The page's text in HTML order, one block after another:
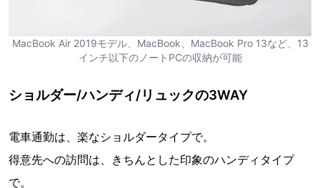
MacBook Air 2019モデル、MacBook、MacBook Pro 13など、13
インチ以下のノートPCの収納が可能
ショルダー/ハンディ/リュックの3WAY
電車通勤は、楽なショルダータイプで。
得意先への訪問は、きちんとした印象のハンディタイプ
で。